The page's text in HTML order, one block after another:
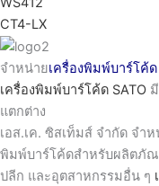
CT4-LX
จำหน่ายเครื่องพิมพ์บาร์โค้ด
เครื่องพิมพ์บาร์โค้ด SATO
แตกต่าง
เอส.เค. ซิสเท็มส์ จำกัด จำห
พิมพ์บาร์โค้ดสำหรับผลิตภัณ
ปลีก และอุตสาหกรรมอื่น ๆ